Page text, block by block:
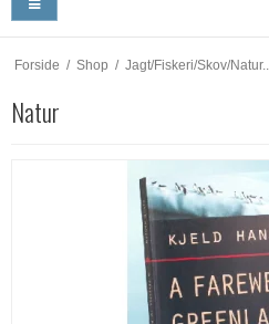
Forside / Shop / Jagt/Fiskeri/Skov/Natur....
Natur